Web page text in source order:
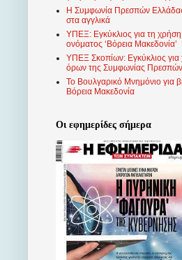
Η Συμφωνία Πρεσπών
στα αγγλικά
ΥΠΕΞ: Εγκύκλιος για τη χρήση
ονόματος ‘Βόρεια Μακεδονία’
ΥΠΕΞ Σκοπίων: Εγκύκλιος για
όρων της Συμφωνίας Πρεσπών
Το Βουλγαρικό Μνημόνιο για
Βόρεια Μακεδονία
Οι εφημερίδες σήμερα